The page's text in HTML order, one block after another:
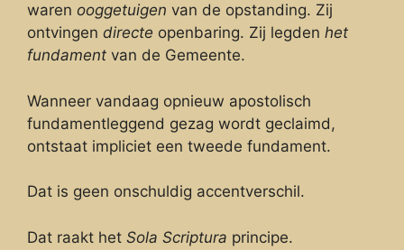
waren ooggetuigen van de opstanding. Zij
ontvingen directe openbaring. Zij legden het
fundament van de Gemeente.
Wanneer vandaag opnieuw apostolisch
fundamentleggend gezag wordt geclaimd,
ontstaat impliciet een tweede fundament.
Dat is geen onschuldig accentverschil.
Dat raakt het Sola Scriptura principe.